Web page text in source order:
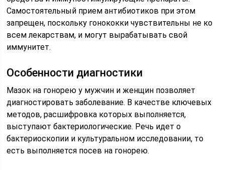
Самостоятельный прием антибиотиков при этом
запрещен, поскольку гонококки чувствительны не ко
всем лекарствам, и могут вырабатывать свой
иммунитет.
Особенности диагностики
Мазок на гонорею у мужчин и женщин позволяет
диагностировать заболевание. В качестве ключевых
методов, расшифровка которых выполняется,
выступают бактериологические. Речь идет о
бактериоскопии и культуральном исследовании, то
есть выполняется посев на гонорею.